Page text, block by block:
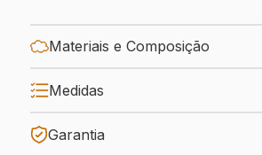
Materiais e Composição
Medidas
Garantia